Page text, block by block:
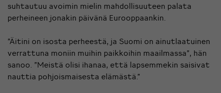
suhtautuu avoimin mielin mahdollisuuteen palata
perheineen jonakin päivänä Eurooppaankin.
”Äitini on isosta perheestä, ja Suomi on ainutlaatuinen
verrattuna moniin muihin paikkoihin maailmassa”, hän
sanoo. ”Meistä olisi ihanaa, että lapsemmekin saisivat
nauttia pohjoismaisesta elämästä.”